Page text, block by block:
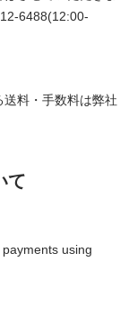
6488(12:00-
料・手数料は弊社
て
using